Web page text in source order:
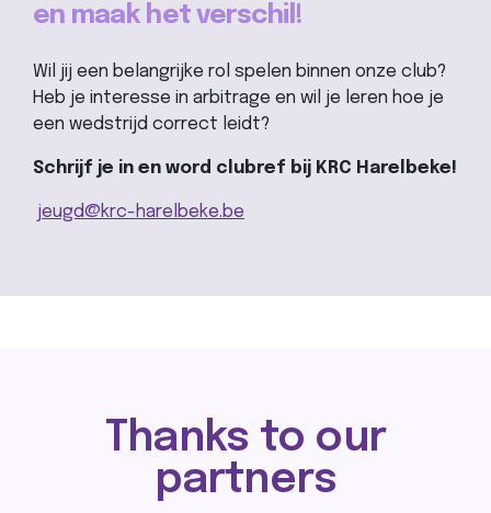
en maak het verschil!
Wil jij een belangrijke rol spelen binnen onze club?
Heb je interesse in arbitrage en wil je leren hoe je
een wedstrijd correct leidt?
Schrijf je in en word clubref bij KRC Harelbeke!
jeugd@krc-harelbeke.be
Thanks to our
partners